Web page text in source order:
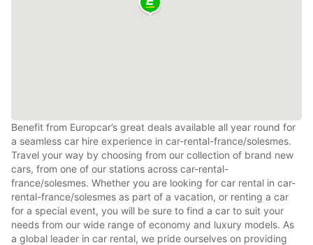
Benefit from Europcar’s great deals available all year round for
a seamless car hire experience in car-rental-france/solesmes.
Travel your way by choosing from our collection of brand new
cars, from one of our stations across car-rental-
france/solesmes. Whether you are looking for car rental in car-
rental-france/solesmes as part of a vacation, or renting a car
for a special event, you will be sure to find a car to suit your
needs from our wide range of economy and luxury models. As
a global leader in car rental, we pride ourselves on providing